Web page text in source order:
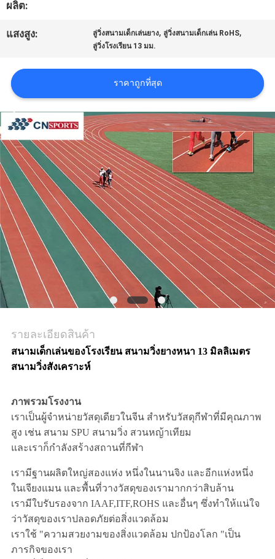
ขอ
ใบ
เสนอ
ราคา
แผนผัง
เว็บไซต์
PRIVACY
POLICY
ผลิต:
แสงสูง: ลู่วิ่งสนามเด็กเล่นยาง, ลู่วิ่งสนามเด็กเล่น RoHS,
ลู่วิ่งโรงเรียน 13 มม.
ราคาถูกที่สุด
รายละเอียดสินค้า
สนามเด็กเล่นของโรงเรียน สนามวิ่งยางหนา 13 มิลลิเมตร
สนามวิ่งสังเคราะห์
ภาพรวมโรงงาน
เราเป็นผู้จําหน่ายวัสดุเดียวในจีน สําหรับวัสดุกีฬาที่มีคุณภาพ
สูง เช่น สนาม SPU สนามวิ่ง สวนหญ้าเทียม
และเราก็กําลังสร้างสถานที่กีฬา
เรามีฐานผลิตใหญ่สองแห่ง หนึ่งในนานจิง และอีกแห่งหนึ่ง
ในเจียงแมน และพื้นที่วางวัสดุของเรามากกว่าสิบล้าน
เรามีใบรับรองจาก IAAF,ITF,ROHS และอื่นๆ ซึ่งทําให้แน่ใจ
ว่าวัสดุของเราปลอดภัยต่อสิ่งแวดล้อม
เราใช้ "ความสวยงามของสิ่งแวดล้อม ปกป้องโลก "เป็น
ภารกิจของเรา